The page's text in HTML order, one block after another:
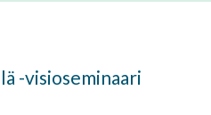
-visioseminaari